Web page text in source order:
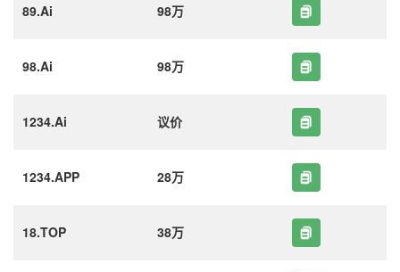
89.Ai 98万
98.Ai 98万
1234.Ai 议价
1234.APP 28万
18.TOP 38万